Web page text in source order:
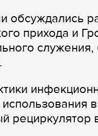
обсуждались
прихода и
служения,
рециркулятор